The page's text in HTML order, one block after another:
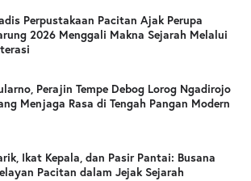
Perpustakaan Pacitan Ajak Perupa
2026 Menggali Makna Sejarah Melalui
Perajin Tempe Debog Lorog Ngadirojo
Menjaga Rasa di Tengah Pangan Modern
Ikat Kepala, dan Pasir Pantai: Busana
Pacitan dalam Jejak Sejarah